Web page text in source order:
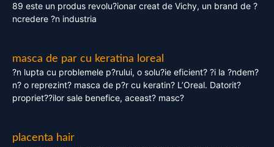
89 este un produs revolu?ionar creat de Vichy, un brand de ?
ncredere ?n industria
masca de par cu keratina loreal
?n lupta cu problemele p?rului, o solu?ie eficient? ?i la ?ndem?
n? o reprezint? masca de p?r cu keratin? L’Oreal. Datorit?
propriet??ilor sale benefice, aceast? masc?
placenta hair